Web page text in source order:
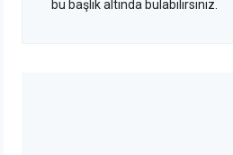
bu başlık altında bulabilirsiniz.